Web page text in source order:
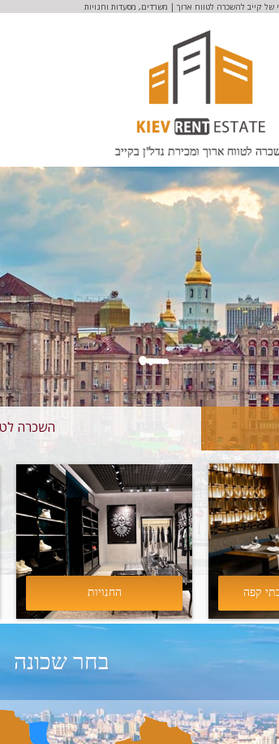
של קייב להשכרה לטווח ארוך | משרדים, מסעדות וחנויות
לטווח ארוך ומכירת נדל"ן בקייב
השכרה
החנויות קפה
בחר שכונה